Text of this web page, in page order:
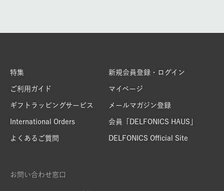
特集
ご利用ガイド
ギフトラッピングサービス
International Orders
よくあるご質問
新規会員登録・ログイン
マイページ
メールマガジン登録
会員「DELFONICS HAUS」
DELFONICS Official Site
お問い合わせ窓口